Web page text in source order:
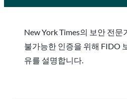
New York Times의 보안 전
불가능한 인증을 위해 FIDO
유를 설명합니다.